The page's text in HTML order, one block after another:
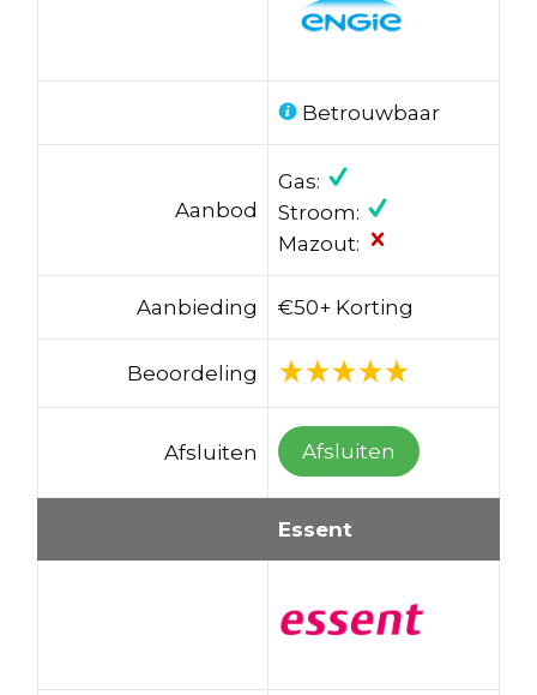
Betrouwbaar
Aanbod
Gas:
Stroom:
Mazout:
Aanbieding €50+ Korting
Beoordeling
Afsluiten Afsluiten
Essent